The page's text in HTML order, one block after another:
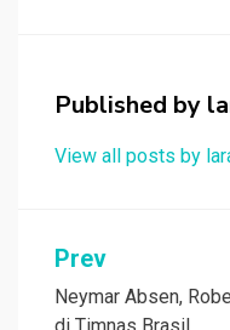
o
k
p
p
Published by
View all posts by
Navigasi
pos
Prev
Neymar Absen,